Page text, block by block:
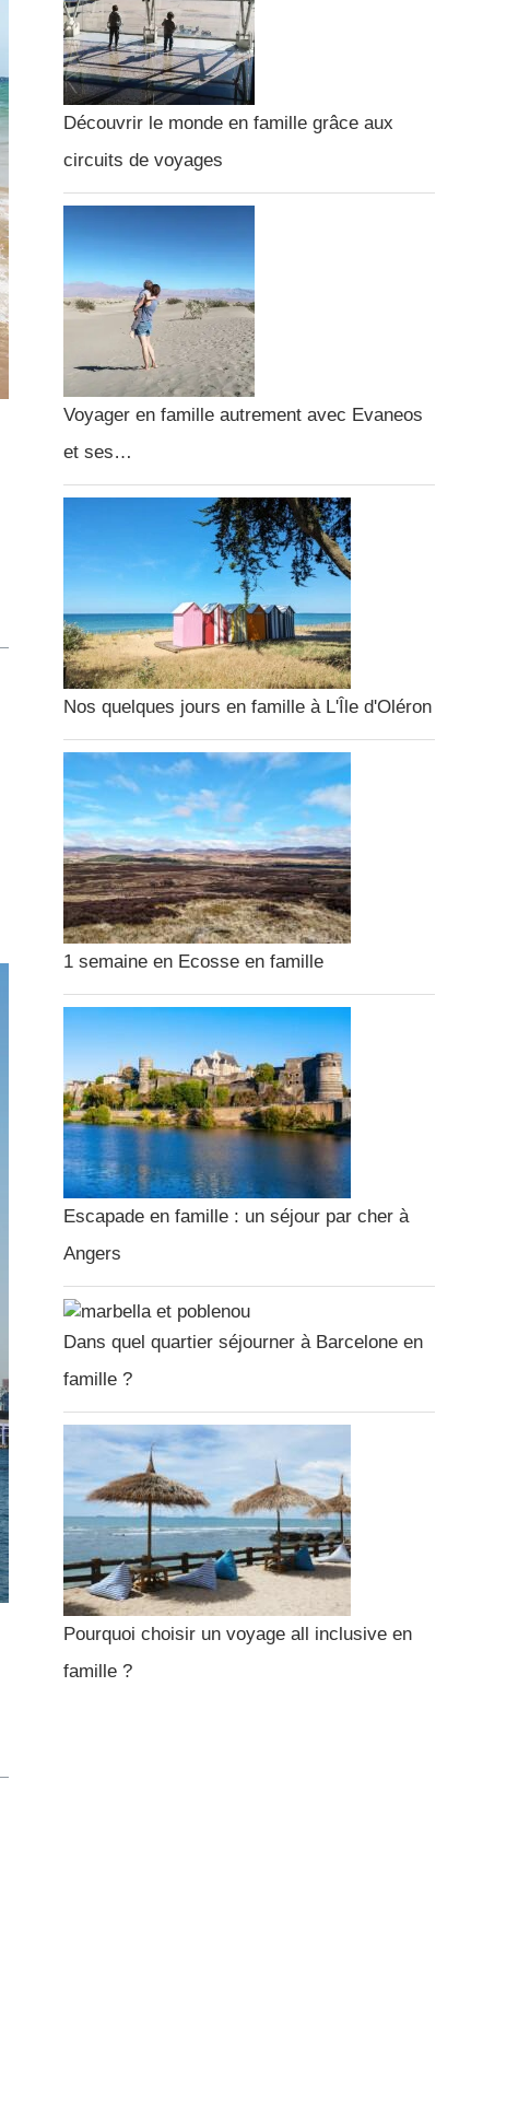
Découvrir le monde en famille grâce aux
circuits de voyages
Voyager en famille autrement avec Evaneos
et ses…
Nos quelques jours en famille à L'Île d'Oléron
1 semaine en Ecosse en famille
Escapade en famille : un séjour par cher à
Angers
Dans quel quartier séjourner à Barcelone en
famille ?
Pourquoi choisir un voyage all inclusive en
famille ?